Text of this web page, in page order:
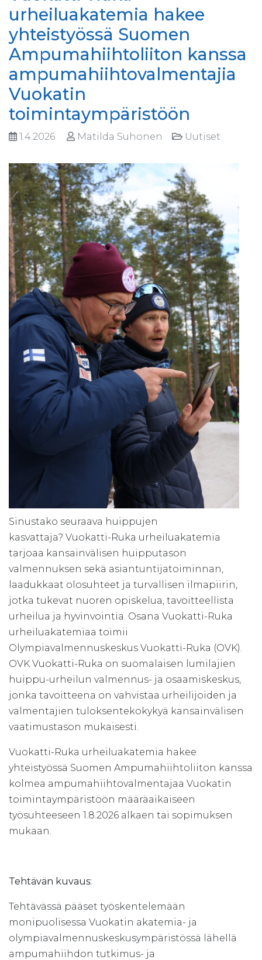
urheiluakatemia hakee
yhteistyössä Suomen
Ampumahiihtoliiton kanssa
ampumahiihtovalmentajia
Vuokatin
toimintaympäristöön
1.4.2026 Matilda Suhonen Uutiset
Sinustako seuraava huippujen
kasvattaja? Vuokatti-Ruka urheiluakatemia
tarjoaa kansainvälisen huipputason
valmennuksen sekä asiantuntijatoiminnan,
laadukkaat olosuhteet ja turvallisen ilmapiirin,
jotka tukevat nuoren opiskelua, tavoitteellista
urheilua ja hyvinvointia. Osana Vuokatti-Ruka
urheiluakatemiaa toimii
Olympiavalmennuskeskus Vuokatti-Ruka (OVK).
OVK Vuokatti-Ruka on suomalaisen lumilajien
huippu-urheilun valmennus- ja osaamiskeskus,
jonka tavoitteena on vahvistaa urheilijoiden ja
valmentajien tuloksentekokykyä kansainvälisen
vaatimustason mukaisesti.
Vuokatti-Ruka urheiluakatemia hakee
yhteistyössä Suomen Ampumahiihtoliiton kanssa
kolmea ampumahiihtovalmentajaa Vuokatin
toimintaympäristöön määräaikaiseen
työsuhteeseen 1.8.2026 alkaen tai sopimuksen
mukaan.
Tehtävän kuvaus:
Tehtävässä pääset työskentelemään
monipuolisessa Vuokatin akatemia- ja
olympiavalmennuskeskusympäristössä lähellä
ampumahiihdon tutkimus- ja